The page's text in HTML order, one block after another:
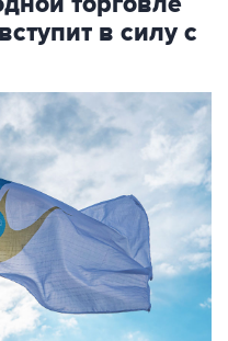
в силу с